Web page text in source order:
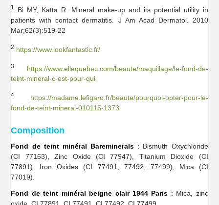
1
Bi MY, Katta R. Mineral make-up and its potential utility in
patients with contact dermatitis. J Am Acad Dermatol. 2010
Mar;62(3):519-22
2 https://www.lookfantastic.fr/
3
https://www.ellequebec.com/beaute/maquillage/le-fond-de-
teint-mineral-c-est-pour-qui
4
https://madame.lefigaro.fr/beaute/pourquoi-opter-pour-le-
fond-de-teint-mineral-010115-1373
Composition
Fond de teint minéral Bareminerals : Bismuth Oxychloride
(CI 77163), Zinc Oxide (CI 77947), Titanium Dioxide (CI
77891), Iron Oxides (CI 77491, 77492, 77499), Mica (CI
77019).
Fond de teint minéral beigne clair 1944 Paris : Mica, zinc